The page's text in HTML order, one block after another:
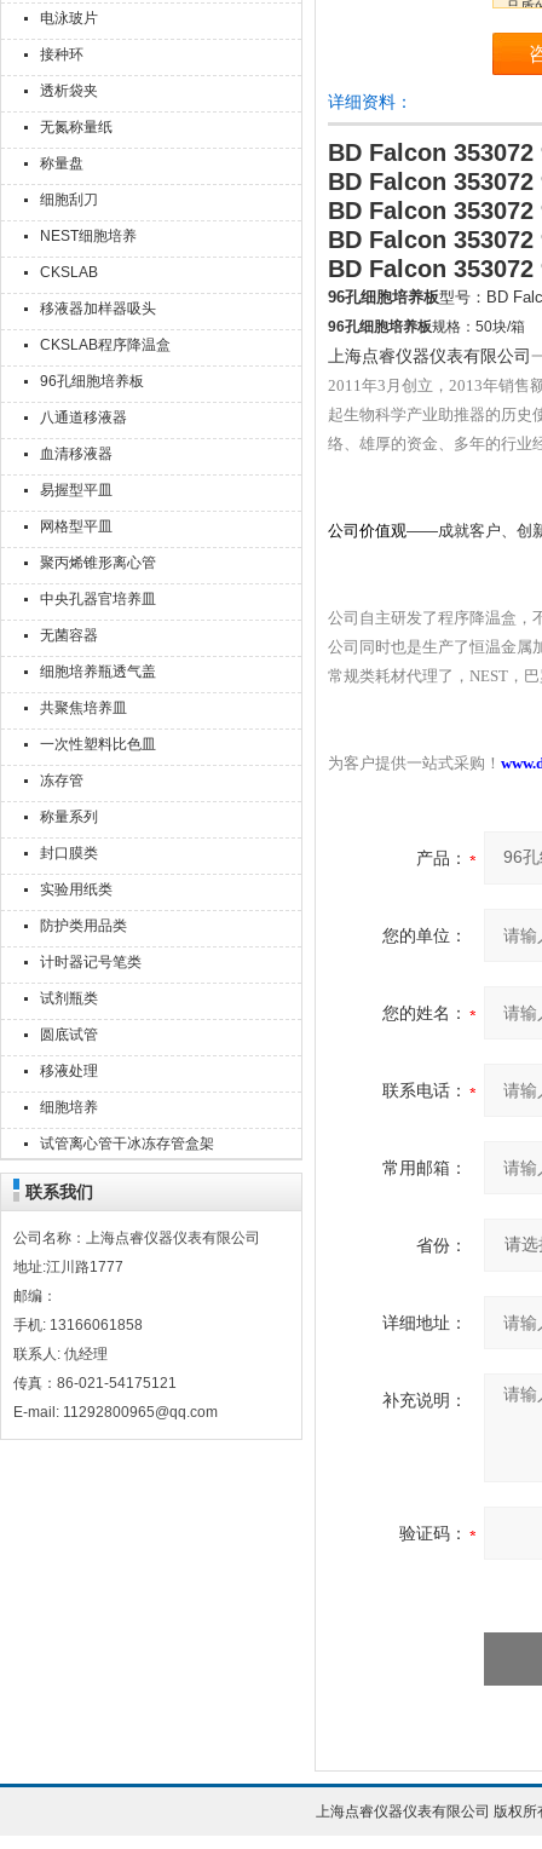
电泳玻片
接种环
透析袋夹
无氮称量纸
称量盘
细胞刮刀
NEST细胞培养
CKSLAB
移液器加样器吸头
CKSLAB程序降温盒
96孔细胞培养板
八通道移液器
血清移液器
易握型平皿
网格型平皿
聚丙烯锥形离心管
中央孔器官培养皿
无菌容器
细胞培养瓶透气盖
共聚焦培养皿
一次性塑料比色皿
冻存管
称量系列
封口膜类
实验用纸类
防护类用品类
计时器记号笔类
试剂瓶类
圆底试管
移液处理
细胞培养
试管离心管干冰冻存管盒架
联系我们
公司名称：上海点睿仪器仪表有限公司
地址:江川路1777
邮编：
手机: 13166061858
联系人: 仇经理
传真：86-021-54175121
E-mail: 11292800965@qq.com
品质
生命
详细资料：
BD Falcon 353072
BD Falcon 353072
BD Falcon 353072
BD Falcon 353072
BD Falcon 353072
96孔细胞培养板型号：BD
96孔细胞培养板规格：50块/箱
上海点睿仪器仪表有限公司
2011年3月创立，2013年销售
起生物科学产业助推器的历史
络、雄厚的资金、多年的行业
公司价值观——成就客户、创
公司自主研发了程序降温盒，
公司同时也是生产了恒温金属
常规类耗材代理了，NEST，
为客户提供一站式采购！
产品：
您的单位：
您的姓名：
联系电话：
常用邮箱：
省份：
详细地址：
补充说明：
验证码：
上海点睿仪器仪表有限公司 版权